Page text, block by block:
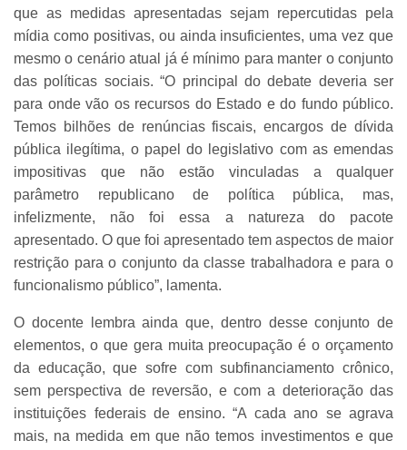
que as medidas apresentadas sejam repercutidas pela
mídia como positivas, ou ainda insuficientes, uma vez que
mesmo o cenário atual já é mínimo para manter o conjunto
das políticas sociais. “O principal do debate deveria ser
para onde vão os recursos do Estado e do fundo público.
Temos bilhões de renúncias fiscais, encargos de dívida
pública ilegítima, o papel do legislativo com as emendas
impositivas que não estão vinculadas a qualquer
parâmetro republicano de política pública, mas,
infelizmente, não foi essa a natureza do pacote
apresentado. O que foi apresentado tem aspectos de maior
restrição para o conjunto da classe trabalhadora e para o
funcionalismo público”, lamenta.
O docente lembra ainda que, dentro desse conjunto de
elementos, o que gera muita preocupação é o orçamento
da educação, que sofre com subfinanciamento crônico,
sem perspectiva de reversão, e com a deterioração das
instituições federais de ensino. “A cada ano se agrava
mais, na medida em que não temos investimentos e que